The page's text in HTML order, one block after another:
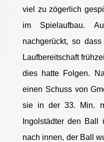
viel zu zögerlich
im Spielaufbau.
nachgerückt, so
Laufbereitschaft
dies hatte Folgen.
einen Schuss von
sie in der 33. Min.
Ingolstädter den
nach innen, der Ball